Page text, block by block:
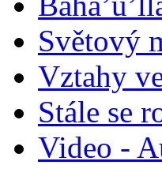
Světový
Vztahy
Stále se
Video -